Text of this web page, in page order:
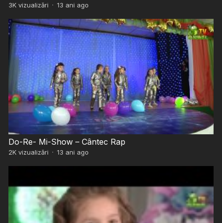
3Kvizualizări · 13 ani ago
Do-Re- Mi-Show – Cântec Rap
2Kvizualizări · 13 ani ago